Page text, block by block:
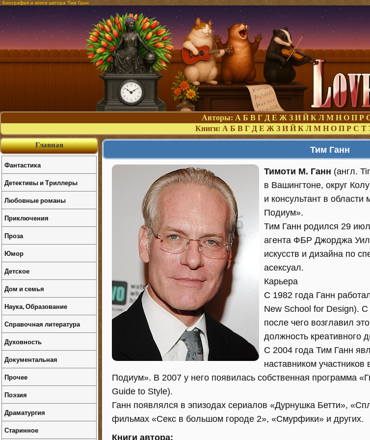
Биография и книги автора Тим Ганн
Авторы: А Б В Г Д Е Ж З И Й К Л М Н О П Р
Книги: А Б В Г Д Е Ж З И Й К Л М Н О П Р С Т
Тим Ганн
Тимоти М. Ганн (англ.
в Вашингтоне, округ
и консультант в
Подиум».
Тим Ганн родился 29
агента ФБР Джорджа
искусств и дизайна по
асексуал.
Карьера
С 1982 года Ганн
New School for Design).
после чего возглавил
должность креативного
С 2004 года Тим Ганн
наставником
Подиум». В 2007 у него появилась собственная программа
Guide to Style).
Ганн появлялся в эпизодах сериалов «Дурнушка Бетти»,
фильмах «Секс в большом городе 2», «Смурфики» и других.
Книги автора:
Главная
Фантастика
Детективы и Триллеры
Любовные романы
Приключения
Проза
Юмор
Детское
Дом и семья
Наука, Образование
Справочная литература
Духовность
Документальная
Прочее
Поэзия
Драматургия
Старинное